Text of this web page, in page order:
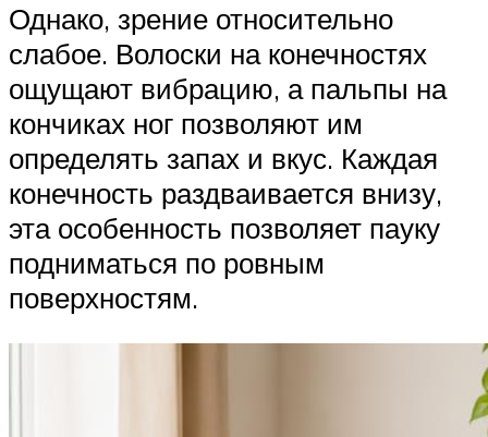
Однако, зрение относительно
слабое. Волоски на конечностях
ощущают вибрацию, а пальпы на
кончиках ног позволяют им
определять запах и вкус. Каждая
конечность раздваивается внизу,
эта особенность позволяет пауку
подниматься по ровным
поверхностям.